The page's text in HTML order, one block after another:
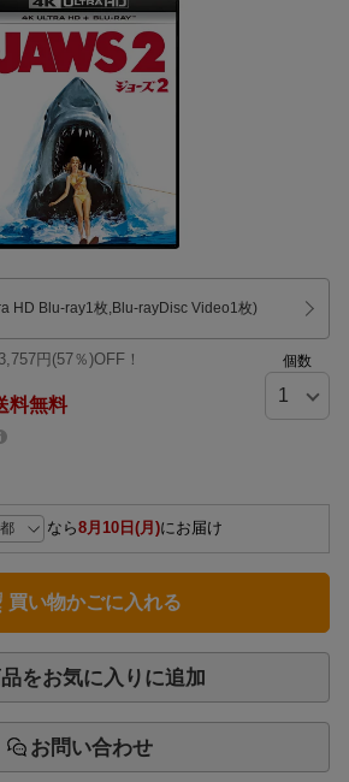
HD Blu-ray1枚,Blu-rayDisc Video1枚)
3,757円(57％)OFF！
料無料
個数
なら8月10日(月)にお届け
買い物かごに入れる
をお気に入りに追加
お問い合わせ